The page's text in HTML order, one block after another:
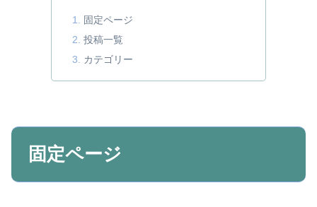
固定ページ
投稿一覧
カテゴリー
固定ページ